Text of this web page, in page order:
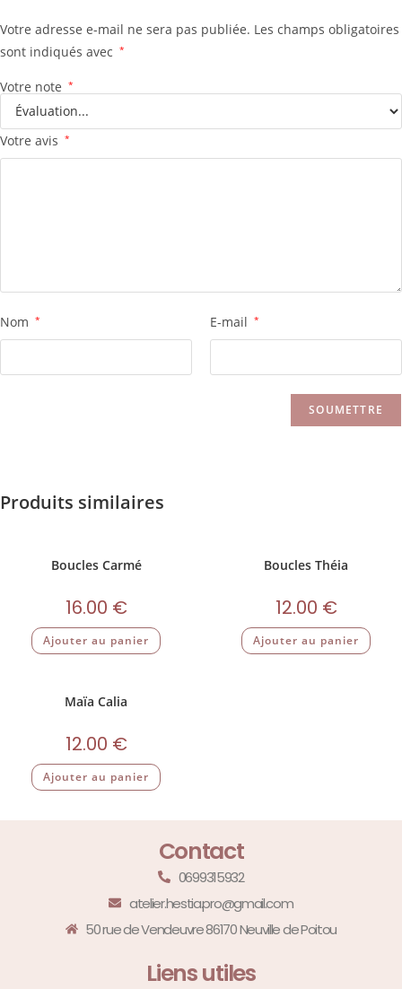
Votre adresse e-mail ne sera pas publiée. Les champs obligatoires
sont indiqués avec *
Votre note *
Votre avis *
Nom * E-mail *
Produits similaires
Boucles Carmé
16.00 €
Ajouter au panier
Boucles Théia
12.00 €
Ajouter au panier
Maïa Calia
12.00 €
Ajouter au panier
Contact
0699315932
atelier.hestia.pro@gmail.com
50 rue de Vendeuvre 86170 Neuville de Poitou
Liens utiles